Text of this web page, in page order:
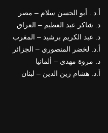
أ.د . أبو الحسن سلام – مصر
د. شاكر عبد العظيم – العراق
د. عبد الكريم برشيد – المغرب
أ.د. لخضر المنصوري – الجزائر
د. مروة مهدي – ألمانيا
أ.د. هشام زين الدين – لبنان